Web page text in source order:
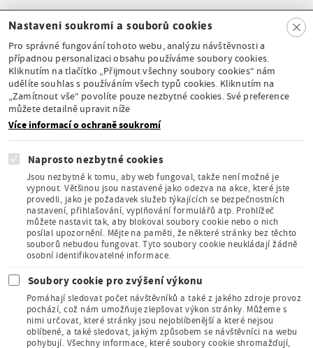
Stálá expozice pod
záštitou České
komise pro UNESCO
Člen Asociace
muzeí a galerií
České
republiky
Člen Mezinárodního
Clo
se
Nastavení soukromí a souborů cookies
Pro správné fungování tohoto webu, analýzu návštěvnosti a
případnou personalizaci obsahu používáme soubory cookies.
Kliknutím na tlačítko „Přijmout všechny soubory cookies“ nám
udělíte souhlas s používáním všech typů cookies. Kliknutím na
„Zamítnout vše“ povolíte pouze nezbytné cookies. Své preference
můžete detailně upravit níže
Více informací o ochraně soukromí
Naprosto nezbytné cookies
Jsou nezbytné k tomu, aby web fungoval, takže není možné je
vypnout. Většinou jsou nastavené jako odezva na akce, které jste
provedli, jako je požadavek služeb týkajících se bezpečnostních
nastavení, přihlašování, vyplňování formulářů atp. Prohlížeč
můžete nastavit tak, aby blokoval soubory cookie nebo o nich
posílal upozornění. Mějte na paměti, že některé stránky bez těchto
souborů nebudou fungovat. Tyto soubory cookie neukládají žádně
osobní identifikovatelné informace.
Soubory cookie pro zvýšení výkonu
Pomáhají sledovat počet návštěvníků a také z jakého zdroje provoz
pochází, což nám umožňuje zlepšovat výkon stránky. Můžeme s
nimi určovat, které stránky jsou nejoblíbenější a které nejsou
oblíbené, a také sledovat, jakým způsobem se návštěvníci na webu
pohybují. Všechny informace, které soubory cookie shromažďují,